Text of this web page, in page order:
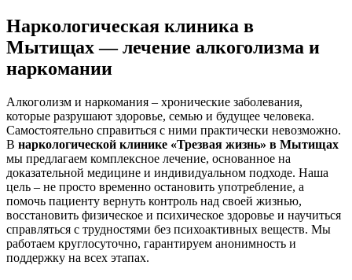
Наркологическая клиника в
Мытищах — лечение алкоголизма и
наркомании
Алкоголизм и наркомания – хронические заболевания,
которые разрушают здоровье, семью и будущее человека.
Самостоятельно справиться с ними практически невозможно.
В наркологической клинике «Трезвая жизнь» в Мытищах
мы предлагаем комплексное лечение, основанное на
доказательной медицине и индивидуальном подходе. Наша
цель – не просто временно остановить употребление, а
помочь пациенту вернуть контроль над своей жизнью,
восстановить физическое и психическое здоровье и научиться
справляться с трудностями без психоактивных веществ. Мы
работаем круглосуточно, гарантируем анонимность и
поддержку на всех этапах.